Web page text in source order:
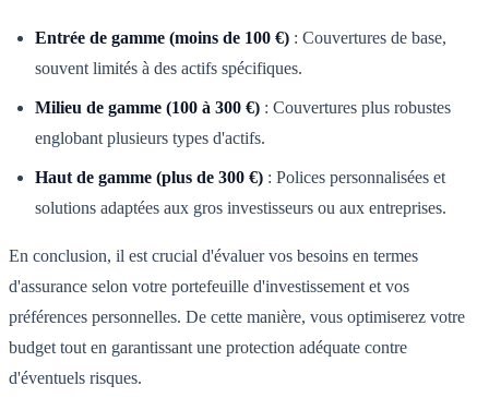
Entrée de gamme (moins de 100 €) : Couvertures de base,
souvent limités à des actifs spécifiques.
Milieu de gamme (100 à 300 €) : Couvertures plus robustes
englobant plusieurs types d'actifs.
Haut de gamme (plus de 300 €) : Polices personnalisées et
solutions adaptées aux gros investisseurs ou aux entreprises.
En conclusion, il est crucial d'évaluer vos besoins en termes
d'assurance selon votre portefeuille d'investissement et vos
préférences personnelles. De cette manière, vous optimiserez votre
budget tout en garantissant une protection adéquate contre
d'éventuels risques.